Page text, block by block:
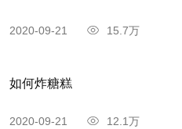
2020-09-21 15.7万
如何炸糖糕
2020-09-21 12.1万